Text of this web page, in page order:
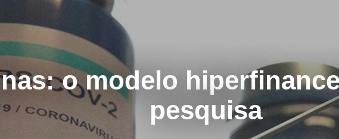
o modelo
pesquisa